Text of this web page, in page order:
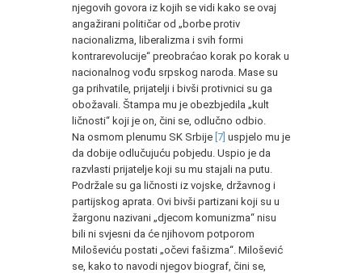
njegovih govora iz kojih se vidi kako se ovaj
angažirani političar od „borbe protiv
nacionalizma, liberalizma i svih formi
kontrarevolucije“ preobraćao korak po korak u
nacionalnog vođu srpskog naroda. Mase su
ga prihvatile, prijatelji i bivši protivnici su ga
obožavali. Štampa mu je obezbjedila „kult
ličnosti“ koji je on, čini se, odlučno odbio.
Na osmom plenumu SK Srbije [7] uspjelo mu je
da dobije odlučujuću pobjedu. Uspio je da
razvlasti prijatelje koji su mu stajali na putu.
Podržale su ga ličnosti iz vojske, državnog i
partijskog aprata. Ovi bivši partizani koji su u
žargonu nazivani „djecom komunizma“ nisu
bili ni svjesni da će njihovom potporom
Miloševiću postati „očevi fašizma“. Milošević
se, kako to navodi njegov biograf, čini se,